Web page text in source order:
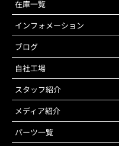
在庫一覧
インフォメーション
ブログ
自社工場
スタッフ紹介
メディア紹介
パーツ一覧